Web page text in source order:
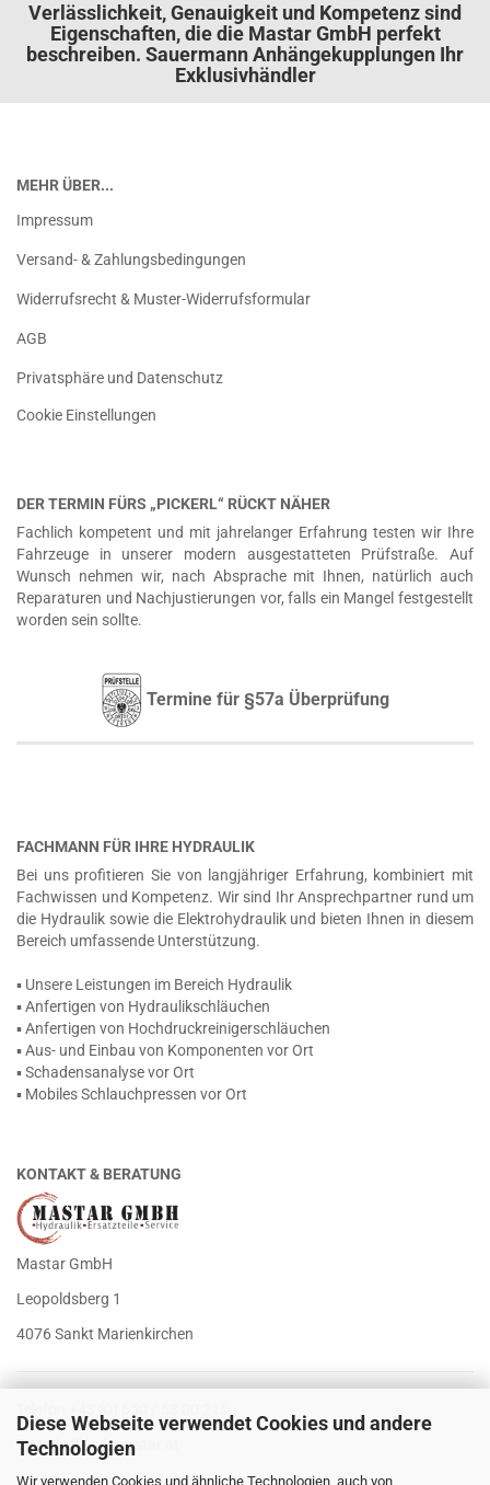
Diese Webseite verwendet Cookies und andere
Technologien
Wir verwenden Cookies und ähnliche Technologien, auch von
Verlässlichkeit, Genauigkeit und Kompetenz sind
Eigenschaften, die die Mastar GmbH perfekt
beschreiben. Sauermann Anhängekupplungen Ihr
Exklusivhändler
MEHR ÜBER...
Impressum
Versand- & Zahlungsbedingungen
Widerrufsrecht & Muster-Widerrufsformular
AGB
Privatsphäre und Datenschutz
Cookie Einstellungen
DER TERMIN FÜRS „PICKERL“ RÜCKT NÄHER
Fachlich kompetent und mit jahrelanger Erfahrung testen wir Ihre
Fahrzeuge in unserer modern ausgestatteten Prüfstraße. Auf
Wunsch nehmen wir, nach Absprache mit Ihnen, natürlich auch
Reparaturen und Nachjustierungen vor, falls ein Mangel festgestellt
worden sein sollte.
Termine für §57a Überprüfung
FACHMANN FÜR IHRE HYDRAULIK
Bei uns profitieren Sie von langjähriger Erfahrung, kombiniert mit
Fachwissen und Kompetenz. Wir sind Ihr Ansprechpartner rund um
die Hydraulik sowie die Elektrohydraulik und bieten Ihnen in diesem
Bereich umfassende Unterstützung.
▪ Unsere Leistungen im Bereich Hydraulik
▪ Anfertigen von Hydraulikschläuchen
▪ Anfertigen von Hochdruckreinigerschläuchen
▪ Aus- und Einbau von Komponenten vor Ort
▪ Schadensanalyse vor Ort
▪ Mobiles Schlauchpressen vor Ort
KONTAKT & BERATUNG
Mastar GmbH
Leopoldsberg 1
4076 Sankt Marienkirchen
E-Mailoffice@mastar.at